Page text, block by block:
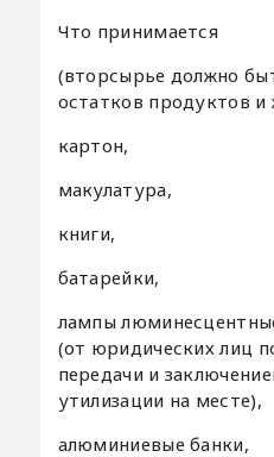
Что принимается
(вторсырье должно
остатков продуктов и
картон,
макулатура,
книги,
батарейки,
лампы
(от юридических лиц
передачи и
утилизации на месте),
алюминиевые банки,